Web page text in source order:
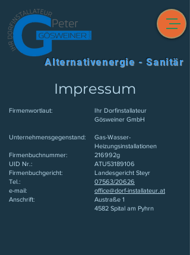
Alternativenergie - Sanitär
Impressum
Firmenwortlaut:
Unternehmensgegenstand:
Firmenbuchnummer:​
UID Nr.:
Firmenbuchgericht: ​
Tel.: ​
e-mail: ​
Anschrift:​​​
Ihr Dorfinstallateur
Gösweiner GmbH
Gas-Wasser-
Heizungsinstallationen
216992g
ATU53189106
Landesgericht Steyr
07563/20626
office@dorf-installateur.at
Austraße 1
4582 Spital am Pyhrn